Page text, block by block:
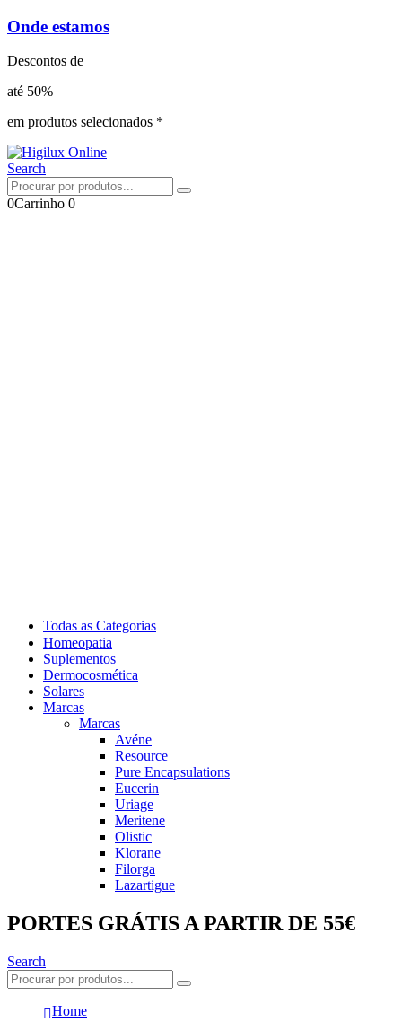
Onde estamos
Descontos de
até 50%
em produtos selecionados *
Search
0Carrinho 0
Todas as Categorias
Homeopatia
Suplementos
Dermocosmética
Solares
Marcas
Marcas
Avéne
Resource
Pure Encapsulations
Eucerin
Uriage
Meritene
Olistic
Klorane
Filorga
Lazartigue
PORTES GRÁTIS A PARTIR DE 55€
Search
Home